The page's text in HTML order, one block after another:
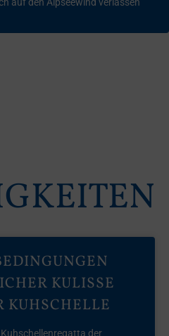
KULISSE
KUHSCHELLE
der